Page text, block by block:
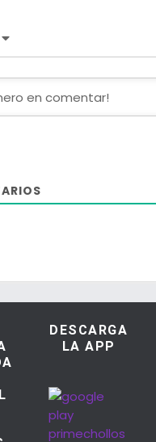
DESCARGA
LA APP